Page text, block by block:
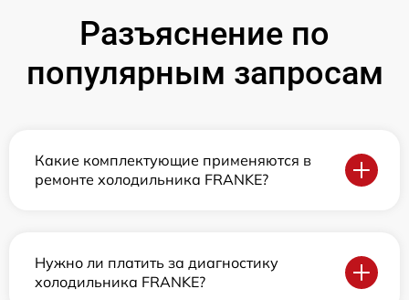
Разъяснение по
популярным запросам
Какие комплектующие применяются в
ремонте холодильника FRANKE?
Нужно ли платить за диагностику
холодильника FRANKE?